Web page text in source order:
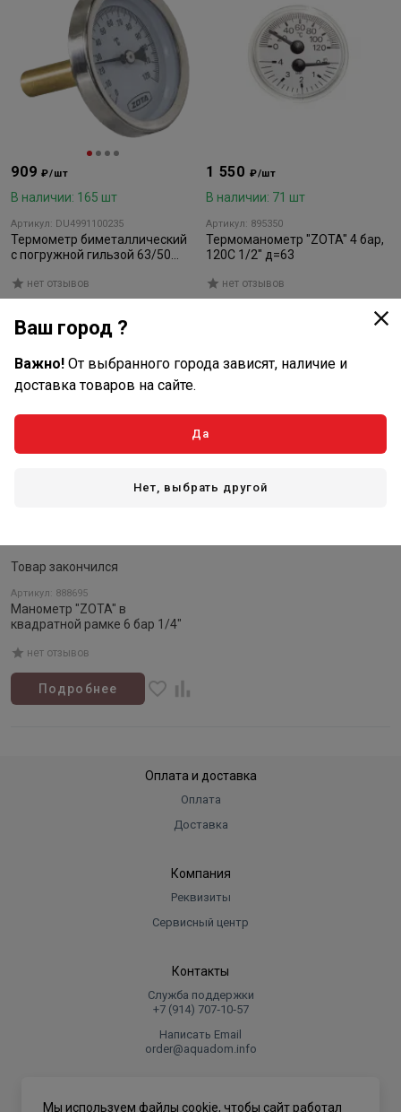
909₽/шт
В наличии: 165 шт
Артикул: DU4991100235
Термометр биметаллический
с погружной гильзой 63/50
нет отзывов
1 550 ₽/шт
В наличии: 71 шт
Артикул: 895350
Термоманометр "ZOTA" 4 бар,
120С 1/2" д=63
нет отзывов
Товар закончился
Артикул: 888695
Манометр "ZOTA" в
квадратной рамке 6 бар 1/4"
нет отзывов
Подробнее
Нет в наличии
Оплата и доставка
Оплата
Доставка
Компания
Реквизиты
Сервисный центр
Контакты
Служба поддержки
+7 (914) 707‑10‑57
Написать Email
order@aquadom.info
Ваш город ?
Важно! От выбранного города зависят, наличие и
доставка товаров на сайте.
Да
Нет, выбрать другой
Мы используем файлы cookie, чтобы сайт работал